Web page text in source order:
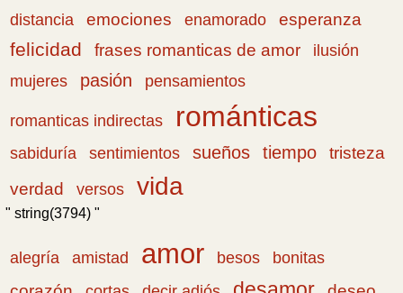
distancia emociones enamorado esperanza
felicidad frases romanticas de amor
ilusión
mujeres
pasión pensamientos
romanticas indirectas románticas
sabiduría sentimientos sueños tiempo
tristeza
verdad
versos vida
" string(3794) "
alegría amistad amor besos
bonitas